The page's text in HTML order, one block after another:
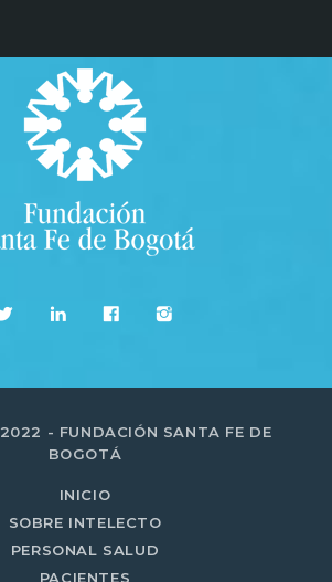
- FUNDACIÓN SANTA FE DE
BOGOTÁ
INICIO
SOBRE INTELECTO
PERSONAL SALUD
PACIENTES